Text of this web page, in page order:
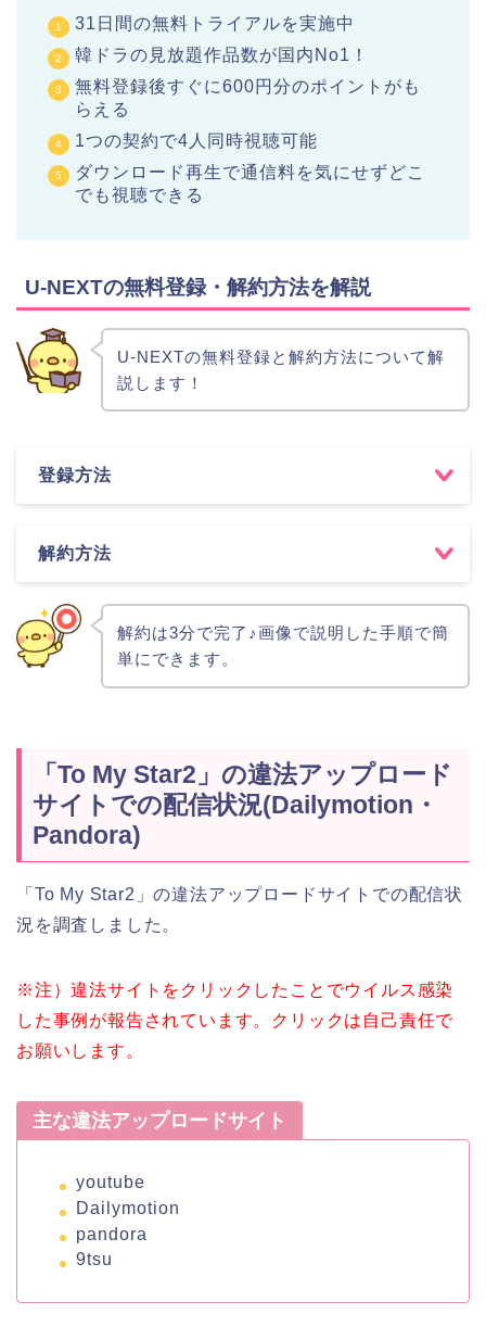
31日間の無料トライアルを実施中
韓ドラの見放題作品数が国内No1！
無料登録後すぐに600円分のポイントがも
らえる
1つの契約で4人同時視聴可能
ダウンロード再生で通信料を気にせずどこ
でも視聴できる
U-NEXTの無料登録・解約方法を解説
U-NEXTの無料登録と解約方法について解
説します！
登録方法
解約方法
解約は3分で完了♪画像で説明した手順で簡
単にできます。
「To My Star2」の違法アップロード
サイトでの配信状況(Dailymotion・
Pandora)
「To My Star2」の違法アップロードサイトでの配信状
況を調査しました。
※注）違法サイトをクリックしたことでウイルス感染
した事例が報告されています。クリックは自己責任で
お願いします。
主な違法アップロードサイト
youtube
Dailymotion
pandora
9tsu